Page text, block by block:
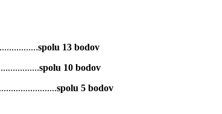
spolu 13 bodov
spolu 10 bodov
spolu 5 bodov